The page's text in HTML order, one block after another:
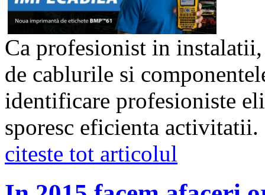
Ca profesionist in
de cablurile si
identificare profesioniste
sporesc eficienta activitatii.
citeste tot articolul